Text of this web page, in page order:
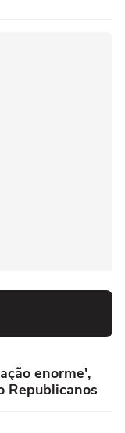
enorme',
Republicanos